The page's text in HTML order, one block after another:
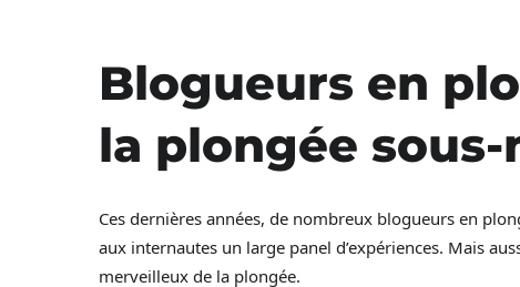
Blogueurs en
la plongée
Ces dernières années, de nombreux blogueurs en
aux internautes un large panel d’expériences. Mais
merveilleux de la plongée.